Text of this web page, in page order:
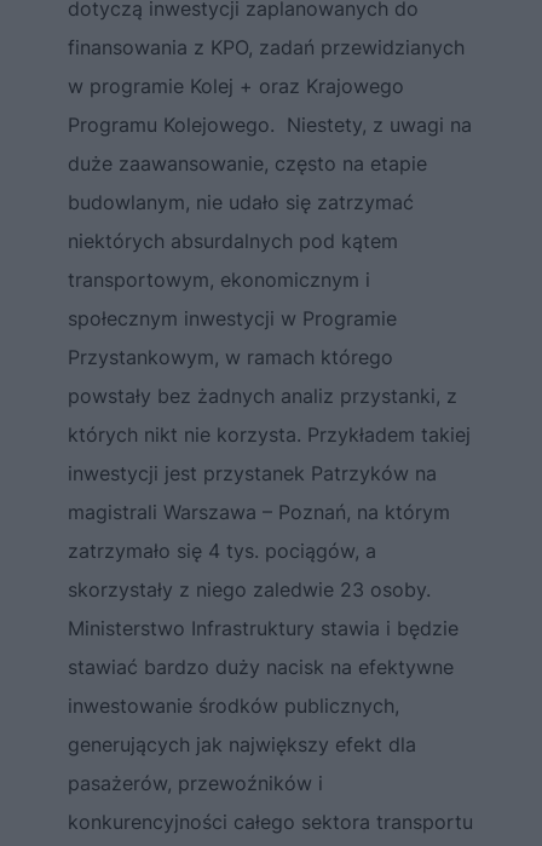
dotyczą inwestycji zaplanowanych do
finansowania z KPO, zadań przewidzianych
w programie Kolej + oraz Krajowego
Programu Kolejowego. Niestety, z uwagi na
duże zaawansowanie, często na etapie
budowlanym, nie udało się zatrzymać
niektórych absurdalnych pod kątem
transportowym, ekonomicznym i
społecznym inwestycji w Programie
Przystankowym, w ramach którego
powstały bez żadnych analiz przystanki, z
których nikt nie korzysta. Przykładem takiej
inwestycji jest przystanek Patrzyków na
magistrali Warszawa – Poznań, na którym
zatrzymało się 4 tys. pociągów, a
skorzystały z niego zaledwie 23 osoby.
Ministerstwo Infrastruktury stawia i będzie
stawiać bardzo duży nacisk na efektywne
inwestowanie środków publicznych,
generujących jak największy efekt dla
pasażerów, przewoźników i
konkurencyjności całego sektora transportu